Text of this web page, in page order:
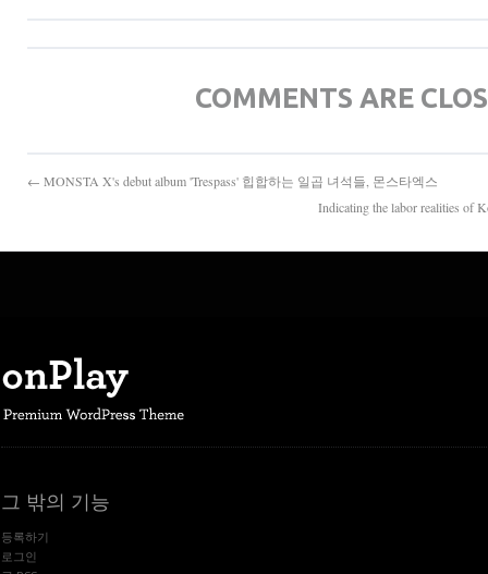
COMMENTS ARE
← MONSTA X's debut album 'Trespass' 힙합하는 일곱 녀석들, 몬스타엑스
Indicating the labor realities
그 밖의 기능
등록하기
로그인